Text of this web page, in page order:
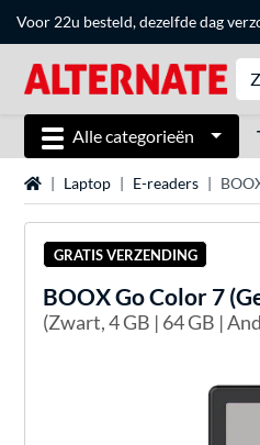
Voor 22u besteld, dezelfde dag
Alle categorieën
Home Laptop E-readers
GRATIS VERZENDING
BOOXGo Color 7
(Zwart, 4 GB | 64 GB |